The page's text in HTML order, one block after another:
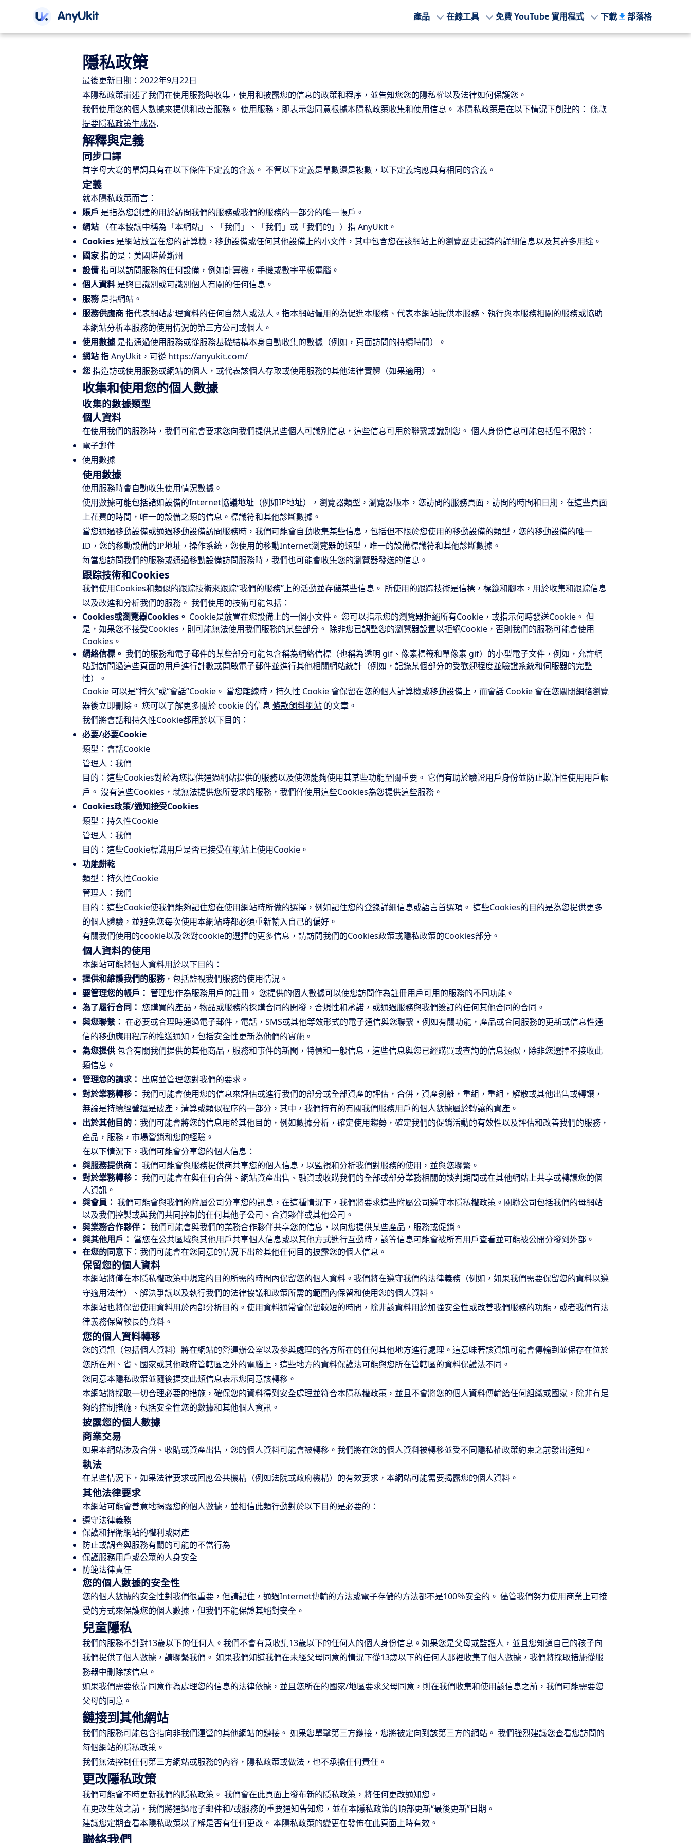
產品 在線工具 免費 YouTube 實用程式 下載 部落格
隱私政策
最後更新日期：2022年9月22日
本隱私政策描述了我們在使用服務時收集，使用和披露您的信息的政策和程序，並告知您您的隱私權以及法律如何保護您。
我們使用您的個人數據來提供和改善服務。 使用服務，即表示您同意根據本隱私政策收集和使用信息。 本隱私政策是在以下情況下創建的： 條款
提要隱私政策生成器.
解釋與定義
同步口譯
首字母大寫的單詞具有在以下條件下定義的含義。 不管以下定義是單數還是複數，以下定義均應具有相同的含義。
定義
就本隱私政策而言：
賬戶 是指為您創建的用於訪問我們的服務或我們的服務的一部分的唯一帳戶。
網站 （在本協議中稱為「本網站」、「我們」、「我們」或「我們的」）指 AnyUkit。
Cookies 是網站放置在您的計算機，移動設備或任何其他設備上的小文件，其中包含您在該網站上的瀏覽歷史記錄的詳細信息以及其許多用途。
國家指的是：美國堪薩斯州
設備指可以訪問服務的任何設備，例如計算機，手機或數字平板電腦。
個人資料 是與已識別或可識別個人有關的任何信息。
服務是指網站。
服務供應商指代表網站處理資料的任何自然人或法人。指本網站僱用的為促進本服務、代表本網站提供本服務、執行與本服務相關的服務或協助
本網站分析本服務的使用情況的第三方公司或個人。
使用數據 是指通過使用服務或從服務基礎結構本身自動收集的數據（例如，頁面訪問的持續時間）。
網站指 AnyUkit，可從 https://anyukit.com/
您指造訪或使用服務或網站的個人，或代表該個人存取或使用服務的其他法律實體（如果適用）。
收集和使用您的個人數據
收集的數據類型
個人資料
在使用我們的服務時，我們可能會要求您向我們提供某些個人可識別信息，這些信息可用於聯繫或識別您。 個人身份信息可能包括但不限於：
電子郵件
使用數據
使用數據
使用服務時會自動收集使用情況數據。
使用數據可能包括諸如設備的Internet協議地址（例如IP地址），瀏覽器類型，瀏覽器版本，您訪問的服務頁面，訪問的時間和日期，在這些頁面
上花費的時間，唯一的設備之類的信息。標識符和其他診斷數據。
當您通過移動設備或通過移動設備訪問服務時，我們可能會自動收集某些信息，包括但不限於您使用的移動設備的類型，您的移動設備的唯一
ID，您的移動設備的IP地址，操作系統，您使用的移動Internet瀏覽器的類型，唯一的設備標識符和其他診斷數據。
每當您訪問我們的服務或通過移動設備訪問服務時，我們也可能會收集您的瀏覽器發送的信息。
跟踪技術和Cookies
我們使用Cookies和類似的跟踪技術來跟踪“我們的服務”上的活動並存儲某些信息。 所使用的跟踪技術是信標，標籤和腳本，用於收集和跟踪信息
以及改進和分析我們的服務。 我們使用的技術可能包括：
Cookies或瀏覽器Cookies。 Cookie是放置在您設備上的一個小文件。 您可以指示您的瀏覽器拒絕所有Cookie，或指示何時發送Cookie。 但
是，如果您不接受Cookies，則可能無法使用我們服務的某些部分。 除非您已調整您的瀏覽器設置以拒絕Cookie，否則我們的服務可能會使用
Cookies。
網絡信標。 我們的服務和電子郵件的某些部分可能包含稱為網絡信標（也稱為透明 gif、像素標籤和單像素 gif）的小型電子文件，例如，允許網
站對訪問過這些頁面的用戶進行計數或開啟電子郵件並進行其他相關網站統計（例如，記錄某個部分的受歡迎程度並驗證系統和伺服器的完整
性）。
Cookie 可以是“持久”或“會話”Cookie。 當您離線時，持久性 Cookie 會保留在您的個人計算機或移動設備上，而會話 Cookie 會在您關閉網絡瀏覽
器後立即刪除。 您可以了解更多關於 cookie 的信息 條款飼料網站 的文章。
我們將會話和持久性Cookie都用於以下目的：
必要/必要Cookie
類型：會話Cookie
管理人：我們
目的：這些Cookies對於為您提供通過網站提供的服務以及使您能夠使用其某些功能至關重要。 它們有助於驗證用戶身份並防止欺詐性使用用戶帳
戶。 沒有這些Cookies，就無法提供您所要求的服務，我們僅使用這些Cookies為您提供這些服務。
Cookies政策/通知接受Cookies
類型：持久性Cookie
管理人：我們
目的：這些Cookie標識用戶是否已接受在網站上使用Cookie。
功能餅乾
類型：持久性Cookie
管理人：我們
目的：這些Cookie使我們能夠記住您在使用網站時所做的選擇，例如記住您的登錄詳細信息或語言首選項。 這些Cookies的目的是為您提供更多
的個人體驗，並避免您每次使用本網站時都必須重新輸入自己的偏好。
有關我們使用的cookie以及您對cookie的選擇的更多信息，請訪問我們的Cookies政策或隱私政策的Cookies部分。
個人資料的使用
本網站可能將個人資料用於以下目的：
提供和維護我們的服務，包括監視我們服務的使用情況。
要管理您的帳戶： 管理您作為服務用戶的註冊。 您提供的個人數據可以使您訪問作為註冊用戶可用的服務的不同功能。
為了履行合同： 您購買的產品，物品或服務的採購合同的開發，合規性和承諾，或通過服務與我們簽訂的任何其他合同的合同。
與您聯繫： 在必要或合理時通過電子郵件，電話，SMS或其他等效形式的電子通信與您聯繫，例如有關功能，產品或合同服務的更新或信息性通
信的移動應用程序的推送通知，包括安全性更新為他們的實施。
為您提供包含有關我們提供的其他商品，服務和事件的新聞，特價和一般信息，這些信息與您已經購買或查詢的信息類似，除非您選擇不接收此
類信息。
管理您的請求： 出席並管理您對我們的要求。
對於業務轉移： 我們可能會使用您的信息來評估或進行我們的部分或全部資產的評估，合併，資產剝離，重組，重組，解散或其他出售或轉讓，
無論是持續經營還是破產，清算或類似程序的一部分，其中，我們持有的有關我們服務用戶的個人數據屬於轉讓的資產。
出於其他目的 ：我們可能會將您的信息用於其他目的，例如數據分析，確定使用趨勢，確定我們的促銷活動的有效性以及評估和改善我們的服務，
產品，服務，市場營銷和您的經驗。
在以下情況下，我們可能會分享您的個人信息：
與服務提供商： 我們可能會與服務提供商共享您的個人信息，以監視和分析我們對服務的使用，並與您聯繫。
對於業務轉移： 我們可能會在與任何合併、網站資產出售、融資或收購我們的全部或部分業務相關的談判期間或在其他網站上共享或轉讓您的個
人資訊。
與會員： 我們可能會與我們的附屬公司分享您的訊息，在這種情況下，我們將要求這些附屬公司遵守本隱私權政策。關聯公司包括我們的母網站
以及我們控製或與我們共同控制的任何其他子公司、合資夥伴或其他公司。
與業務合作夥伴： 我們可能會與我們的業務合作夥伴共享您的信息，以向您提供某些產品，服務或促銷。
與其他用戶： 當您在公共區域與其他用戶共享個人信息或以其他方式進行互動時，該等信息可能會被所有用戶查看並可能被公開分發到外部。
在您的同意下 ：我們可能會在您同意的情況下出於其他任何目的披露您的個人信息。
保留您的個人資料
本網站將僅在本隱私權政策中規定的目的所需的時間內保留您的個人資料。我們將在遵守我們的法律義務（例如，如果我們需要保留您的資料以遵
守適用法律）、解決爭議以及執行我們的法律協議和政策所需的範圍內保留和使用您的個人資料。
本網站也將保留使用資料用於內部分析目的。使用資料通常會保留較短的時間，除非該資料用於加強安全性或改善我們服務的功能，或者我們有法
律義務保留較長的資料。
您的個人資料轉移
您的資訊（包括個人資料）將在網站的營運辦公室以及參與處理的各方所在的任何其他地方進行處理。這意味著該資訊可能會傳輸到並保存在位於
您所在州、省、國家或其他政府管轄區之外的電腦上，這些地方的資料保護法可能與您所在管轄區的資料保護法不同。
您同意本隱私政策並隨後提交此類信息表示您同意該轉移。
本網站將採取一切合理必要的措施，確保您的資料得到安全處理並符合本隱私權政策，並且不會將您的個人資料傳輸給任何組織或國家，除非有足
夠的控制措施，包括安全性您的數據和其他個人資訊。
披露您的個人數據
商業交易
如果本網站涉及合併、收購或資產出售，您的個人資料可能會被轉移。我們將在您的個人資料被轉移並受不同隱私權政策約束之前發出通知。
執法
在某些情況下，如果法律要求或回應公共機構（例如法院或政府機構）的有效要求，本網站可能需要揭露您的個人資料。
其他法律要求
本網站可能會善意地揭露您的個人數據，並相信此類行動對於以下目的是必要的：
遵守法律義務
保護和捍衛網站的權利或財產
防止或調查與服務有關的可能的不當行為
保護服務用戶或公眾的人身安全
防範法律責任
您的個人數據的安全性
您的個人數據的安全性對我們很重要，但請記住，通過Internet傳輸的方法或電子存儲的方法都不是100％安全的。 儘管我們努力使用商業上可接
受的方式來保護您的個人數據，但我們不能保證其絕對安全。
兒童隱私
我們的服務不針對13歲以下的任何人。我們不會有意收集13歲以下的任何人的個人身份信息。如果您是父母或監護人，並且您知道自己的孩子向
我們提供了個人數據，請聯繫我們。 如果我們知道我們在未經父母同意的情況下從13歲以下的任何人那裡收集了個人數據，我們將採取措施從服
務器中刪除該信息。
如果我們需要依靠同意作為處理您的信息的法律依據，並且您所在的國家/地區要求父母同意，則在我們收集和使用該信息之前，我們可能需要您
父母的同意。
鏈接到其他網站
我們的服務可能包含指向非我們運營的其他網站的鏈接。 如果您單擊第三方鏈接，您將被定向到該第三方的網站。 我們強烈建議您查看您訪問的
每個網站的隱私政策。
我們無法控制任何第三方網站或服務的內容，隱私政策或做法，也不承擔任何責任。
更改隱私政策
我們可能會不時更新我們的隱私政策。 我們會在此頁面上發布新的隱私政策，將任何更改通知您。
在更改生效之前，我們將通過電子郵件和/或服務的重要通知告知您，並在本隱私政策的頂部更新“最後更新”日期。
建議您定期查看本隱私政策以了解是否有任何更改。 本隱私政策的變更在發佈在此頁面上時有效。